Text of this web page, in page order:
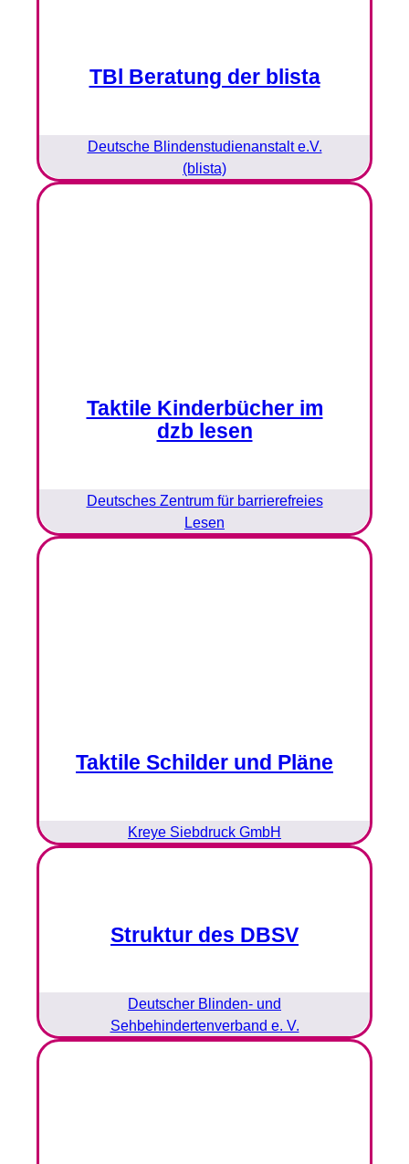
TBl Beratung der blista
Deutsche Blindenstudienanstalt e.V.
(blista)
Taktile Kinderbücher im
dzb lesen
Deutsches Zentrum für barrierefreies
Lesen
Taktile Schilder und Pläne
Kreye Siebdruck GmbH
Struktur des DBSV
Deutscher Blinden- und
Sehbehindertenverband e. V.